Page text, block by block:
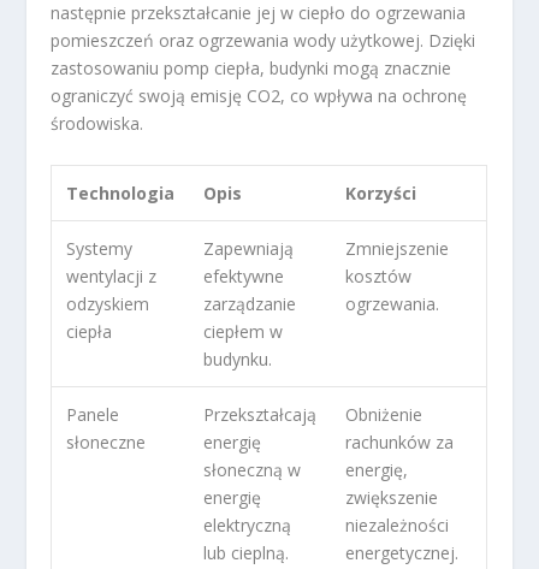
następnie przekształcanie jej w ciepło do ogrzewania
pomieszczeń oraz ogrzewania wody użytkowej. Dzięki
zastosowaniu pomp ciepła, budynki mogą znacznie
ograniczyć swoją emisję CO2, co wpływa na ochronę
środowiska.
Technologia Opis Korzyści
Systemy
wentylacji z
odzyskiem
ciepła
Zapewniają
efektywne
zarządzanie
ciepłem w
budynku.
Zmniejszenie
kosztów
ogrzewania.
Panele
słoneczne
Przekształcają
energię
słoneczną w
energię
elektryczną
lub cieplną.
Obniżenie
rachunków za
energię,
zwiększenie
niezależności
energetycznej.